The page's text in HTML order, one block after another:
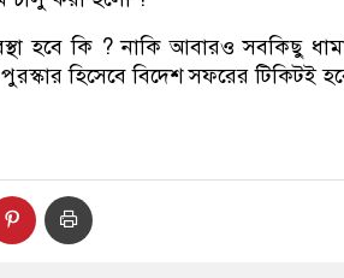
হবে কি ? নাকি আবারও সবকিছু
হিসেবে বিদেশ সফরের টিকিটই